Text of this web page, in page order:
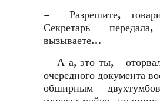
– Разрешите,
Секретарь
вызываете…
– А-а, это ты, –
очередного документа
обширным